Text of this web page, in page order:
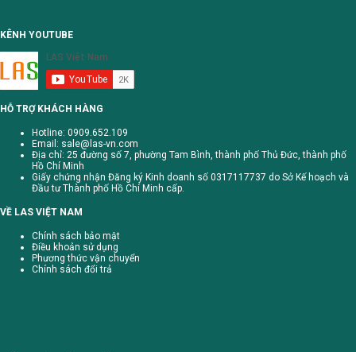
KÊNH YOUTUBE
HỖ TRỢ KHÁCH HÀNG
Hotline: 0909.652.109
Email: sale@las-vn.com
Địa chỉ: 25 đường số 7, phường Tam Bình, thành phố Thủ Đức, thành phố
Hồ Chí Minh
Giấy chứng nhận Đăng ký Kinh doanh số 0317117737 do Sở Kế hoạch và
Đầu tư Thành phố Hồ Chí Minh cấp.
VỀ LAS VIỆT NAM
Chính sách bảo mật
Điều khoản sử dụng
Phương thức vận chuyển
Chính sách đổi trả